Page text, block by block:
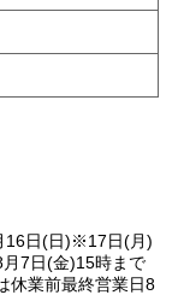
16日(日)※17日(月)
7日(金)15時まで
休業前最終営業日8